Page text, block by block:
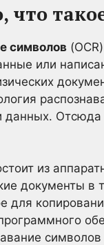
символов
или
данных.
из
документы
для